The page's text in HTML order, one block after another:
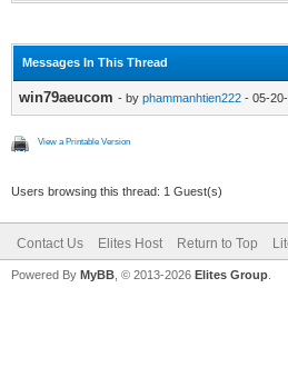
Messages In This Thread
win79aeucom - by phammanhtien222 - 05-
View a Printable Version
Users browsing this thread: 1 Guest(s)
Contact Us Elites Host Return to Top
Powered By MyBB , © 2013-2026 Elites Group